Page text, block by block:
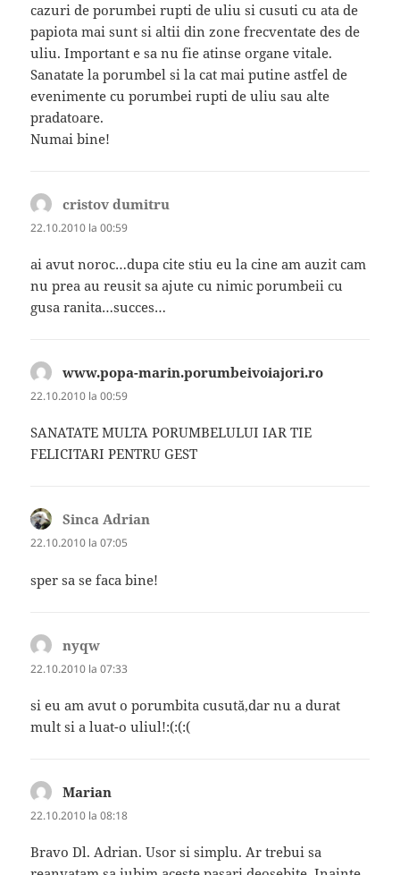
cazuri de porumbei rupti de uliu si cusuti cu ata de
papiota mai sunt si altii din zone frecventate des de
uliu. Important e sa nu fie atinse organe vitale.
Sanatate la porumbel si la cat mai putine astfel de
evenimente cu porumbei rupti de uliu sau alte
pradatoare.
Numai bine!
cristov dumitru
22.10.2010 la 00:59
ai avut noroc…dupa cite stiu eu la cine am auzit cam
nu prea au reusit sa ajute cu nimic porumbeii cu
gusa ranita…succes…
www.popa-marin.porumbeivoiajori.ro
22.10.2010 la 00:59
SANATATE MULTA PORUMBELULUI IAR TIE
FELICITARI PENTRU GEST
Sinca Adrian
22.10.2010 la 07:05
sper sa se faca bine!
nyqw
22.10.2010 la 07:33
si eu am avut o porumbita cusută,dar nu a durat
mult si a luat-o uliul!:(:(:(
Marian
22.10.2010 la 08:18
Bravo Dl. Adrian. Usor si simplu. Ar trebui sa